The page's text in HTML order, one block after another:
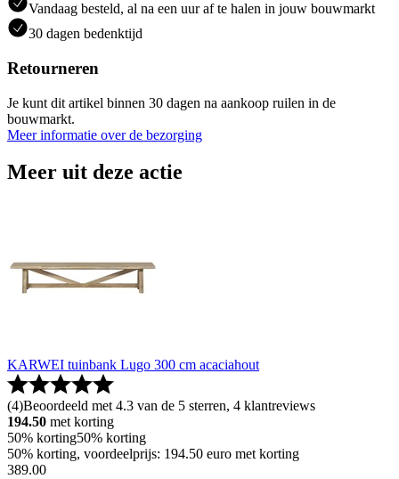
Vandaag besteld, al na een uur af te halen in jouw bouwmarkt
30 dagen bedenktijd
Retourneren
Je kunt dit artikel binnen 30 dagen na aankoop ruilen in de
bouwmarkt.
Meer informatie over de bezorging
Meer uit deze actie
KARWEI tuinbank Lugo 300 cm acaciahout
(4)Beoordeeld met 4.3 van de 5 sterren, 4 klantreviews
194.50 met korting
50% korting50% korting
50% korting, voordeelprijs: 194.50 euro met korting
389.00